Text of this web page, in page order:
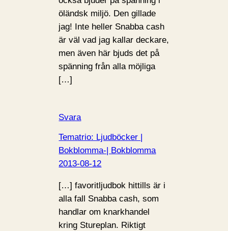
öländsk miljö. Den gillade
jag! Inte heller Snabba cash
är väl vad jag kallar deckare,
men även här bjuds det på
spänning från alla möjliga
[…]
Svara
Tematrio: Ljudböcker |
Bokblomma-| Bokblomma
2013-08-12
[…] favoritljudbok hittills är i
alla fall Snabba cash, som
handlar om knarkhandel
kring Stureplan. Riktigt